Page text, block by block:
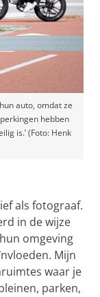
auto, omdat ze
hebben
is.’ (Foto: Henk
als fotograaf.
in de wijze
omgeving
Mijn
waar je
parken,